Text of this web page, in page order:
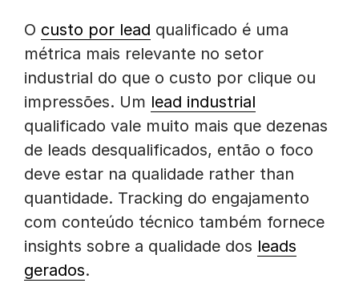
O custo por lead qualificado é uma
métrica mais relevante no setor
industrial do que o custo por clique ou
impressões. Um lead industrial
qualificado vale muito mais que dezenas
de leads desqualificados, então o foco
deve estar na qualidade rather than
quantidade. Tracking do engajamento
com conteúdo técnico também fornece
insights sobre a qualidade dos leads
gerados.